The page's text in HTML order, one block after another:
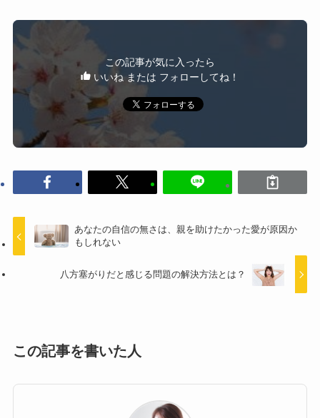
この記事が気に入ったら
いいね または フォローしてね！
あなたの自信の無さは、親を助けたかった愛が原因か
もしれない
八方塞がりだと感じる問題の解決方法とは？
この記事を書いた人